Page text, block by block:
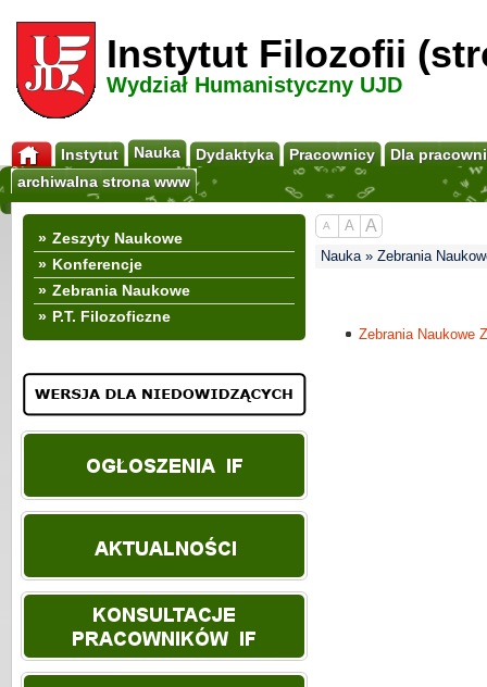
Instytut Filozofii
Wydział Humanistyczny UJD
Instytut Nauka Dydaktyka Pracownicy
Dla
archiwalna strona www
» Zeszyty Naukowe
» Konferencje
» Zebrania Naukowe
» P.T. Filozoficzne
A A A
Nauka » Zebrania
Zebrania Naukowe